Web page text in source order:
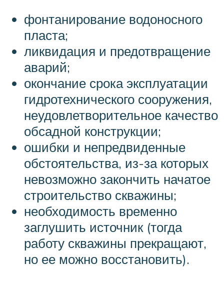
фонтанирование водоносного
пласта;
ликвидация и предотвращение
аварий;
окончание срока эксплуатации
гидротехнического сооружения,
неудовлетворительное качество
обсадной конструкции;
ошибки и непредвиденные
обстоятельства, из-за которых
невозможно закончить начатое
строительство скважины;
необходимость временно
заглушить источник (тогда
работу скважины прекращают,
но ее можно восстановить).